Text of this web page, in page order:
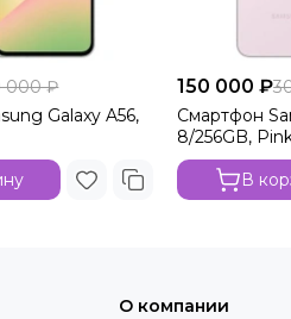
000 ₽
Galaxy A56,
150 000 ₽
Смартфон
8/256GB,
В
О компании